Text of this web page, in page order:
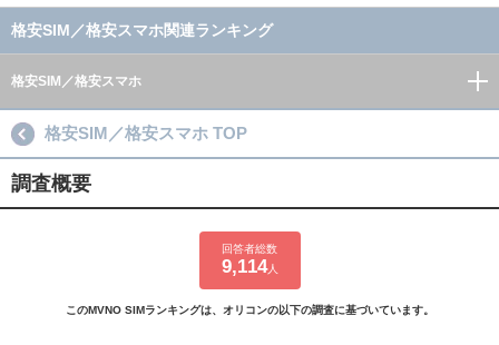
格安SIM／格安スマホ関連ランキング
格安SIM／格安スマホ
格安SIM／格安スマホ TOP
調査概要
回答者総数
9,114人
このMVNO SIMランキングは、オリコンの以下の調査に基づいています。